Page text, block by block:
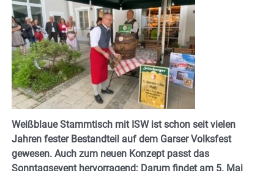
Weißblaue Stammtisch mit ISW ist schon seit vielen
Jahren fester Bestandteil auf dem Garser Volksfest
gewesen. Auch zum neuen Konzept passt das
Sonntagsevent hervorragend: Darum findet am 5. Mai